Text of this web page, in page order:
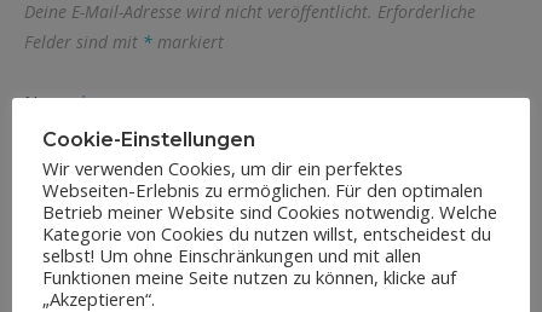
Deine E-Mail-Adresse wird nicht veröffentlicht. Erforderliche
Felder sind mit * markiert
Name*
E-Mail-Adresse*
Cookie-Einstellungen
Wir verwenden Cookies, um dir ein perfektes
Webseiten-Erlebnis zu ermöglichen. Für den optimalen
Betrieb meiner Website sind Cookies notwendig. Welche
Kategorie von Cookies du nutzen willst, entscheidest du
selbst! Um ohne Einschränkungen und mit allen
Funktionen meine Seite nutzen zu können, klicke auf
„Akzeptieren“.